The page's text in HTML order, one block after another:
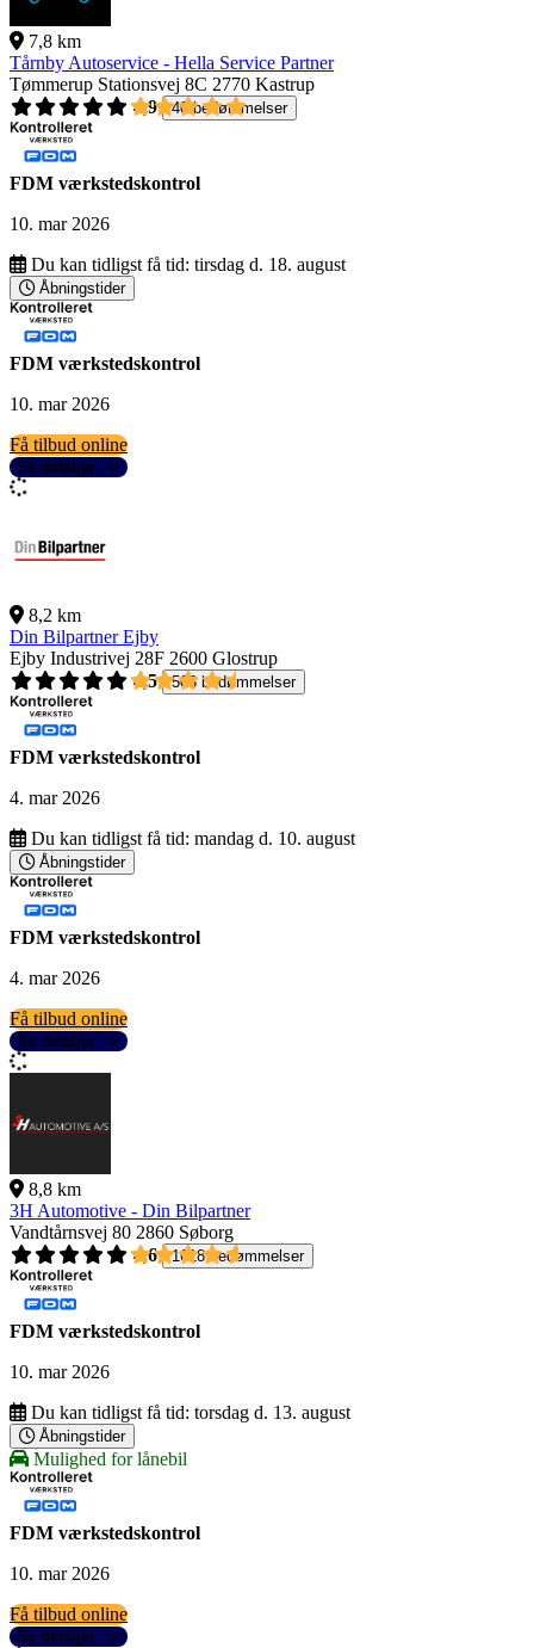
7,8 km
Tårnby Autoservice - Hella Service Partner
Tømmerup Stationsvej 8C 2770 Kastrup
4,9
40 bedømmelser
FDM værkstedskontrol
10. mar 2026
Du kan tidligst få tid: tirsdag d. 18. august
Åbningstider
FDM værkstedskontrol
10. mar 2026
Få tilbud online
Se detaljer
8,2 km
Din Bilpartner Ejby
Ejby Industrivej 28F 2600 Glostrup
4,5
503 bedømmelser
FDM værkstedskontrol
4. mar 2026
Du kan tidligst få tid: mandag d. 10. august
Åbningstider
FDM værkstedskontrol
4. mar 2026
Få tilbud online
Se detaljer
8,8 km
3H Automotive - Din Bilpartner
Vandtårnsvej 80 2860 Søborg
4,6
1618 bedømmelser
FDM værkstedskontrol
10. mar 2026
Du kan tidligst få tid: torsdag d. 13. august
Åbningstider
Mulighed for lånebil
FDM værkstedskontrol
10. mar 2026
Få tilbud online
Se detaljer